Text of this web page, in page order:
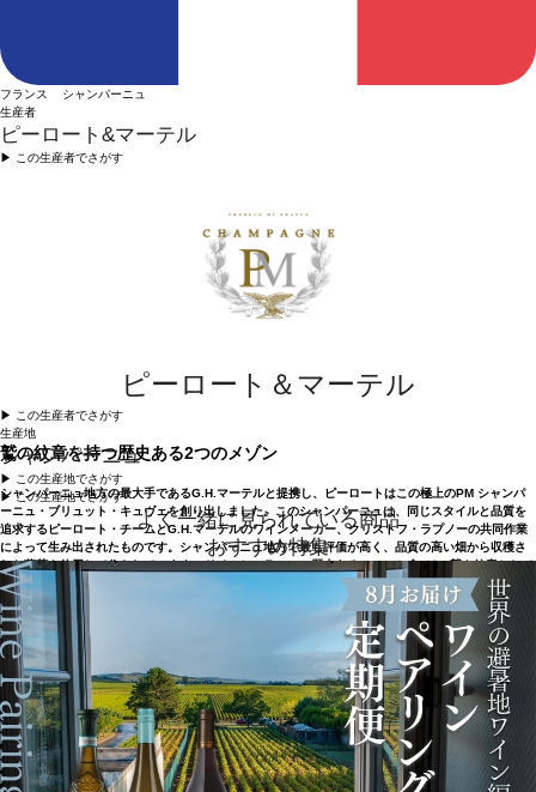
フランス シャンパーニュ
生産者
ピーロート&マーテル
▶︎ この生産者でさがす
ピーロート＆マーテル
鷲の紋章を持つ歴史ある2つのメゾン
シャンパーニュ地方の最大手であるG.H.マーテルと提携し、ピーロートはこの極上のPM シャンパ
ーニュ・ブリュット・キュヴェを創り出しました。このシャンパーニュは、同じスタイルと品質を
追求するピーロート・チームとG.H.マーテルのワインメーカー、クリストフ・ラプノーの共同作業
によって生み出されたものです。シャンパーニュ地方で最も評価が高く、品質の高い畑から収穫さ
れた葡萄を使用して作られています。ドイツとフランスの歴史ある2つのメゾンは、鷲を紋章として
いる点でも共通しています。固い握手から生まれた、親しい仲間と飲むのにふさわしいシャンパー
ニュです。
▶︎ この生産者でさがす
生産地
シャンパーニュ
▶︎ この生産地でさがす
▶︎ この生産地でさがす
よく一緒に見られている商品
おすすめ特集